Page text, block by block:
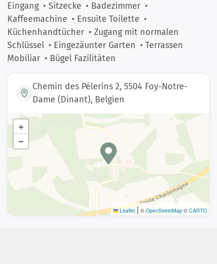
Eingang • Sitzecke • Badezimmer •
Kaffeemachine • Ensuite Toilette •
Küchenhandtücher • Zugang mit normalen
Schlüssel • Eingezäunter Garten • Terrassen
Mobiliar • Bügel Fazilitäten
Chemin des Pélerins 2, 5504 Foy-Notre-
Dame (Dinant), Belgien
+
−
Leaflet | © OpenStreetMap © CARTO